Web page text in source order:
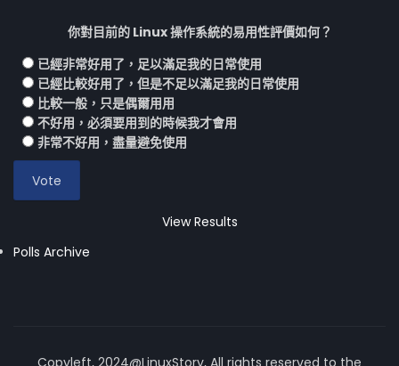
你對目前的 Linux 操作系統的易用性評價如何？
已經非常好用了，足以滿足我的日常使用
已經比較好用了，但是不足以滿足我的日常使用
比較一般，只是偶爾用用
不好用，必須要用到的時候我才會用
非常不好用，盡量避免使用
View Results
Polls Archive
Copyleft, 2024@LinuxStory, All rights reserved to the